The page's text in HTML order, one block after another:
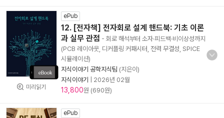
미리읽기
ePub
12. [전자책] 전자회로 설계 핸드북: 기초 이론
과 실무 관점 - 회로 해석부터 소자·피드백·비이상성까지
(PCB 레이아웃, 디커플링 커패시터, 전력 무결성, SPICE
시뮬레이션)
지식이야기 공학지식팀 (지은이)
지식이야기
2026년 02월
13,800원 (690원)
ePub